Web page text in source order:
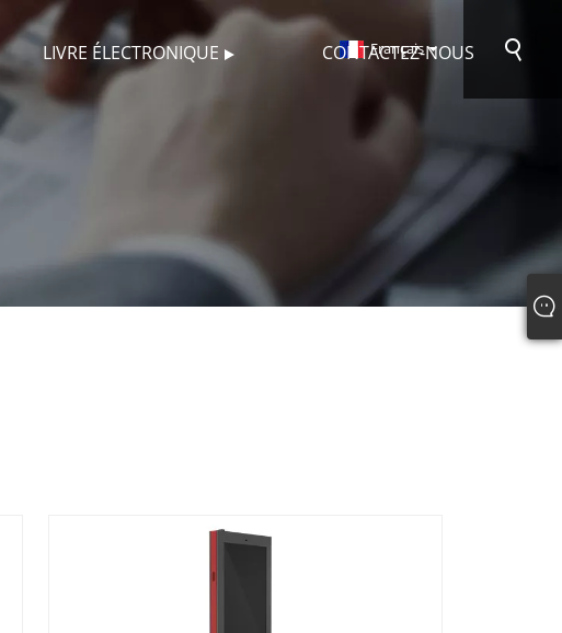
LIVRE ÉLECTRONIQUE CONTACTEZ-NOUS
Français